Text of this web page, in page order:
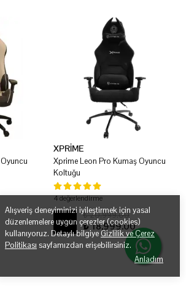
Alışveriş deneyiminizi iyileştirmek için yasal
düzenlemelere uygun çerezler (cookies)
kullanıyoruz. Detaylı bilgiye Gizlilik ve Çerez
Politikası sayfamızdan erişebilirsiniz.
Anladım
XPRİME
Xprime Leon Pro Kumaş Oyuncu
Koltuğu
4 değerlendirme
%10
₺ 20,999.00
₺ 18,999.00